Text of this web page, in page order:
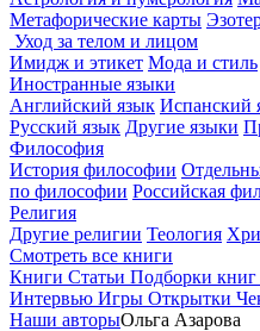
Метафорические карты
Уход за телом и лицом
Имидж и этикет Мода и стиль
Иностранные языки
Английский язык Испанский
Русский язык Другие языки
Философия
История философии
по философии Российская
Религия
Другие религии Теология
Смотреть все книги
Книги Статьи Подборки книг
Интервью Игры Открытки
Наши авторыОльга Азарова